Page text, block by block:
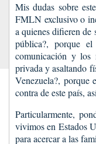
Mis dudas sobre
FMLN exclusivo o
a quienes difieren
pública?, porque
comunicación y los
privada y asaltando
Venezuela?, porque
contra de este país,
Particularmente,
vivimos en Estados
para acercar a las